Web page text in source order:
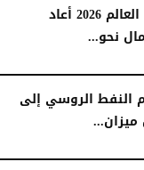
سامر شقير: ختام كأس العالم 2026 أعاد
نحو...
الروسي إلى